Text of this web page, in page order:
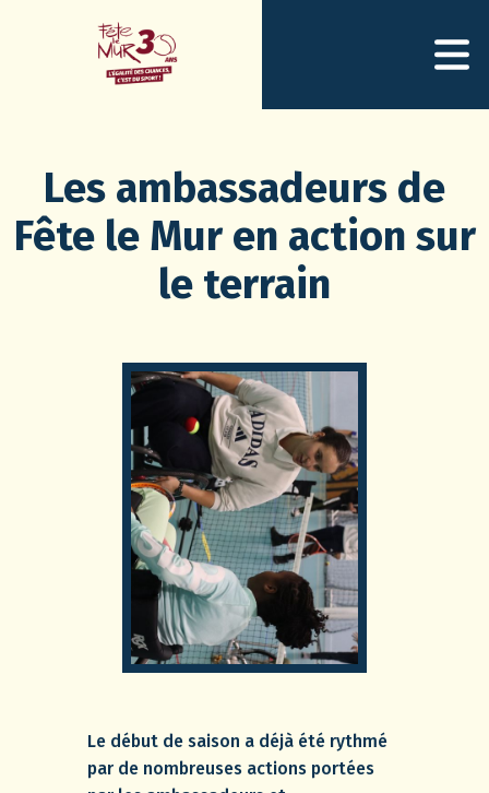
Les ambassadeurs de
Fête le Mur en action sur
le terrain
Le début de saison a déjà été rythmé
par de nombreuses actions portées